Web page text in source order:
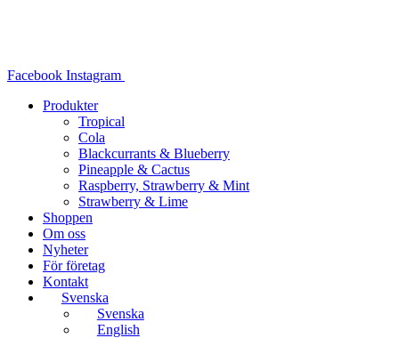
Facebook Instagram
Produkter
Tropical
Cola
Blackcurrants & Blueberry
Pineapple & Cactus
Raspberry, Strawberry & Mint
Strawberry & Lime
Shoppen
Om oss
Nyheter
För företag
Kontakt
Svenska
Svenska
English